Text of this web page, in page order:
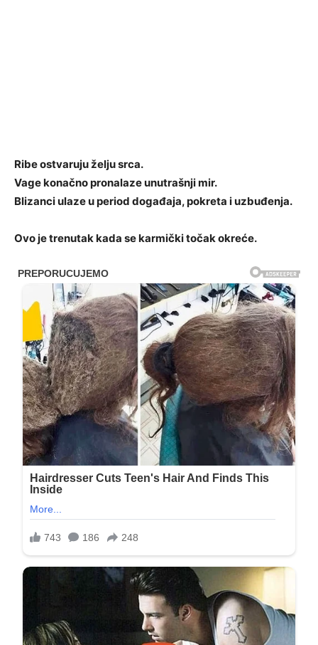
Ribe ostvaruju želju srca.
Vage konačno pronalaze unutrašnji mir.
Blizanci ulaze u period događaja, pokreta i uzbuđenja.
Ovo je trenutak kada se karmički točak okreće.